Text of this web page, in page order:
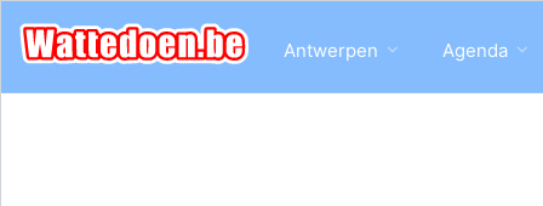
Antwerpen Agenda